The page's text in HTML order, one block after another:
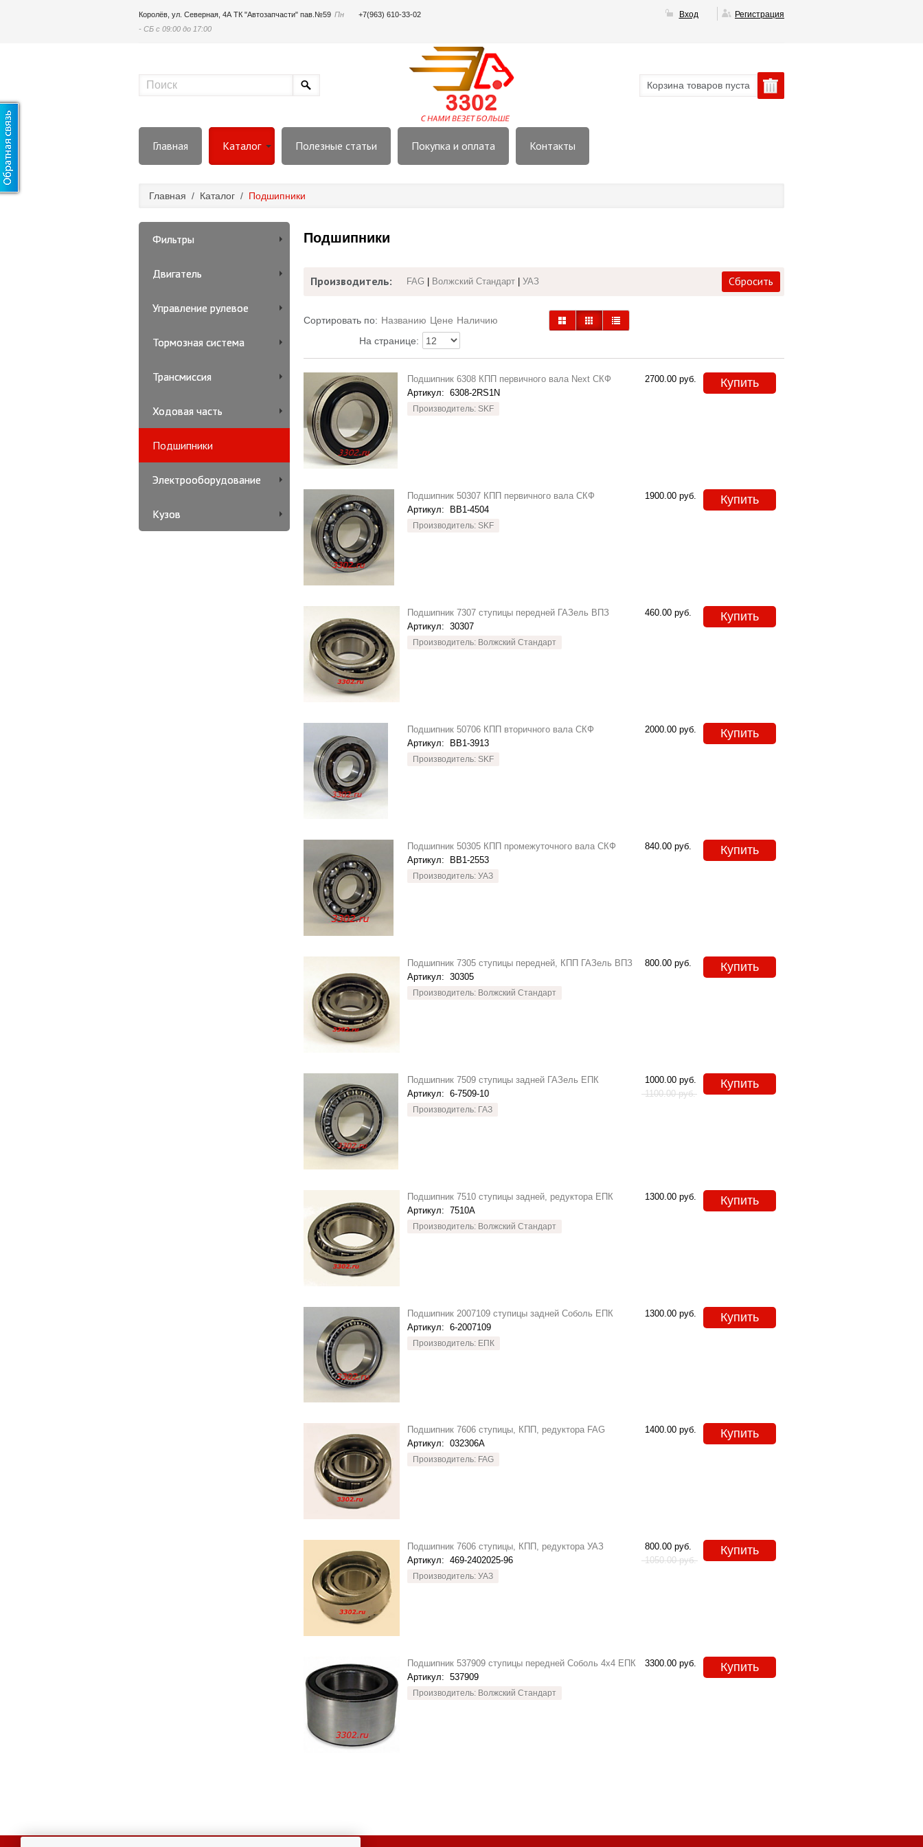
Королёв, ул. Северная, 4А ТК "Автозапчасти" пав.№59 Пн
- СБ с 09:00 до 17:00
+7(963) 610-33-02 Вход Регистрация
Корзина товаров пуста
Главная Каталог Полезные статьи Покупка и оплата Контакты
Главная / Каталог / Подшипники
Фильтры
Двигатель
Управление рулевое
Тормозная система
Трансмиссия
Ходовая часть
Подшипники
Электрооборудование
Кузов
Подшипники
Производитель: FAG Волжский Стандарт УАЗ Сбросить
Сортировать по: Названию Цене Наличию
На странице:
Подшипник 6308 КПП первичного вала Next СКФ
Артикул: 6308-2RS1N
Производитель: SKF
2700.00 руб. Купить
Подшипник 50307 КПП первичного вала СКФ
Артикул:
BB1-4504
Производитель: SKF
1900.00 руб. Купить
Подшипник 7307 ступицы передней ГАЗель ВПЗ
Артикул: 30307
Производитель: Волжский Стандарт
460.00 руб. Купить
Подшипник 50706 КПП вторичного вала СКФ
Артикул:
BB1-3913
Производитель: SKF
2000.00 руб. Купить
Подшипник 50305 КПП промежуточного вала СКФ
Артикул:
BB1-2553
Производитель: УАЗ
840.00 руб. Купить
Подшипник 7305 ступицы передней, КПП ГАЗель ВПЗ
Артикул: 30305
Производитель: Волжский Стандарт
800.00 руб. Купить
Подшипник 7509 ступицы задней ГАЗель ЕПК
Артикул: 6-7509-10
Производитель: ГАЗ
1000.00 руб.
1100.00 руб.
Купить
Подшипник 7510 ступицы задней, редуктора ЕПК
Артикул: 7510А
Производитель: Волжский Стандарт
1300.00 руб. Купить
Подшипник 2007109 ступицы задней Соболь ЕПК
Артикул: 6-2007109
Производитель: ЕПК
1300.00 руб. Купить
Подшипник 7606 ступицы, КПП, редуктора FAG
Артикул: 032306A
Производитель: FAG
1400.00 руб. Купить
Подшипник 7606 ступицы, КПП, редуктора УАЗ
Артикул: 469-2402025-96
Производитель: УАЗ
800.00 руб.
1050.00 руб.
Купить
Подшипник 537909 ступицы передней Соболь 4x4 ЕПК
Артикул: 537909
Производитель: Волжский Стандарт
3300.00 руб. Купить